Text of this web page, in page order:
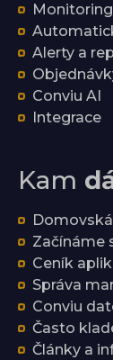
Alerty a
Conviu AI
Integrace
Kam
Začínáme
Ceník
Správa
Conviu
Často
Články a